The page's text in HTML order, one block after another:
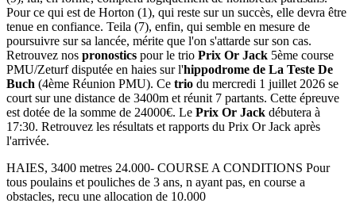
Pour ce qui est de Horton (1), qui reste sur un succès, elle devra être
tenue en confiance. Teila (7), enfin, qui semble en mesure de
poursuivre sur sa lancée, mérite que l'on s'attarde sur son cas.
Retrouvez nos pronostics pour le trio Prix Or Jack 5ème course
PMU/Zeturf disputée en haies sur l'hippodrome de La Teste De
Buch (4ème Réunion PMU). Ce trio du mercredi 1 juillet 2026 se
court sur une distance de 3400m et réunit 7 partants. Cette épreuve
est dotée de la somme de 24000€. Le Prix Or Jack débutera à
17:30. Retrouvez les résultats et rapports du Prix Or Jack après
l'arrivée.
HAIES, 3400 metres 24.000- COURSE A CONDITIONS Pour
tous poulains et pouliches de 3 ans, n ayant pas, en course a
obstacles, recu une allocation de 10.000